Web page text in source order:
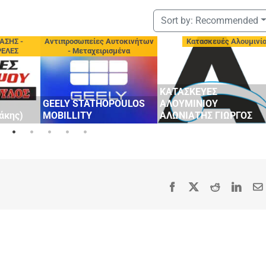
Sort by: Recommended
-
Αντιπροσωπείες Αυτοκινήτων
- Μεταχειρισμένα
GEELY STATHOPOULOS
MOBILLITY
Κατασκευές
ΚΑΤΑΣΚΕΥΕΣ
ΑΛΟΥΜΙΝΙΟΥ
ΑΛΩΝΙΑΤΗΣ ΓΙΩΡΓΟΣ
Facebook Reddit